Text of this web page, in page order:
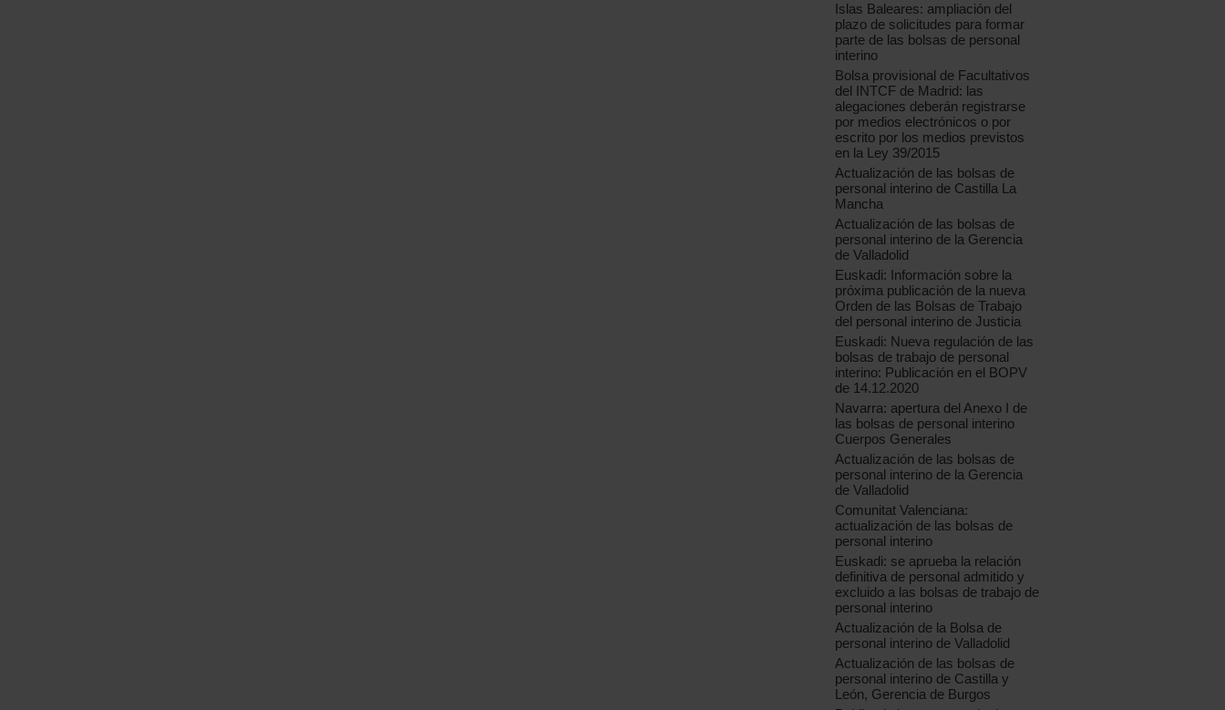
Islas Baleares: ampliación del
plazo de solicitudes para formar
parte de las bolsas de personal
interino
Bolsa provisional de Facultativos
del INTCF de Madrid: las
alegaciones deberán registrarse
por medios electrónicos o por
escrito por los medios previstos
en la Ley 39/2015
Actualización de las bolsas de
personal interino de Castilla La
Mancha
Actualización de las bolsas de
personal interino de la Gerencia
de Valladolid
Euskadi: Información sobre la
próxima publicación de la nueva
Orden de las Bolsas de Trabajo
del personal interino de Justicia
Euskadi: Nueva regulación de las
bolsas de trabajo de personal
interino: Publicación en el BOPV
de 14.12.2020
Navarra: apertura del Anexo I de
las bolsas de personal interino
Cuerpos Generales
Actualización de las bolsas de
personal interino de la Gerencia
de Valladolid
Comunitat Valenciana:
actualización de las bolsas de
personal interino
Euskadi: se aprueba la relación
definitiva de personal admitido y
excluido a las bolsas de trabajo de
personal interino
Actualización de la Bolsa de
personal interino de Valladolid
Actualización de las bolsas de
personal interino de Castilla y
León, Gerencia de Burgos